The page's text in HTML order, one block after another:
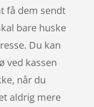
få dem sendt
bare huske
Du kan
ved kassen
når du
aldrig mere